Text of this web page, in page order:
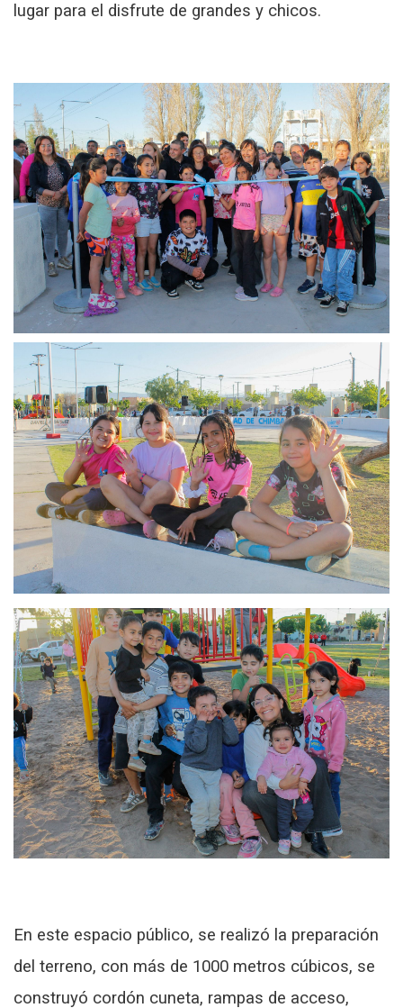
lugar para el disfrute de grandes y chicos.
En este espacio público, se realizó la preparación
del terreno, con más de 1000 metros cúbicos, se
construyó cordón cuneta, rampas de acceso,